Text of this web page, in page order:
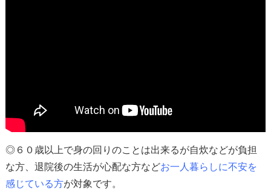
◎６０歳以上で身の回りのことは出来るが自炊などが負担
な方、退院後の生活が心配な方などお一人暮らしに不安を
感じている方が対象です。